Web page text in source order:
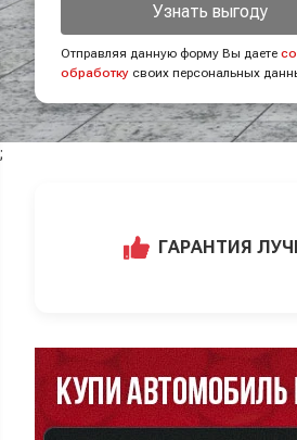
Узнать выгоду
Отправляя данную форму Вы даете
обработку своих персональных
;
ГАРАНТИЯ